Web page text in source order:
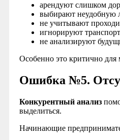
арендуют слишком
выбирают неудобную
не учитывают
игнорируют
не анализируют
Особенно это критично
Ошибка №5.
Конкурентный анализ
выделиться.
Начинающие